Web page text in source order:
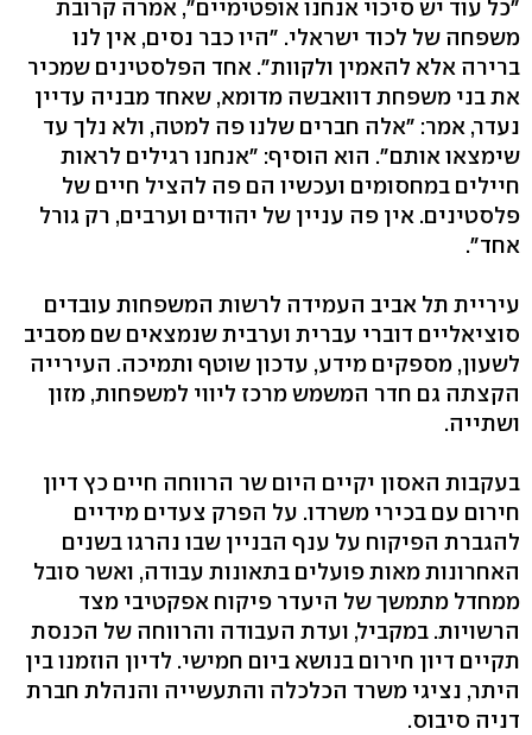
"כל עוד יש סיכוי אנחנו אופטימיים", אמרה קרובת
משפחה של לכוד ישראלי. "היו כבר נסים, אין לנו
ברירה אלא להאמין ולקוות". אחד הפלסטינים שמכיר
את בני משפחת דוואבשה מדומא, שאחד מבניה עדיין
נעדר, אמר: "אלה חברים שלנו פה למטה, ולא נלך עד
שימצאו אותם". הוא הוסיף: "אנחנו רגילים לראות
חיילים במחסומים ועכשיו הם פה להציל חיים של
פלסטינים. אין פה עניין של יהודים וערבים, רק גורל
אחד".
עיריית תל אביב העמידה לרשות המשפחות עובדים
סוציאליים דוברי עברית וערבית שנמצאים שם מסביב
לשעון, מספקים מידע, עדכון שוטף ותמיכה. העירייה
הקצתה גם חדר המשמש מרכז ליווי למשפחות, מזון
ושתייה.
בעקבות האסון יקיים היום שר הרווחה חיים כץ דיון
חירום עם בכירי משרדו. על הפרק צעדים מידיים
להגברת הפיקוח על ענף הבניין שבו נהרגו בשנים
האחרונות מאות פועלים בתאונות עבודה, ואשר סובל
ממחדל מתמשך של היעדר פיקוח אפקטיבי מצד
הרשויות. במקביל, ועדת העבודה והרווחה של הכנסת
תקיים דיון חירום בנושא ביום חמישי. לדיון הוזמנו בין
היתר, נציגי משרד הכלכלה והתעשייה והנהלת חברת
דניה סיבוס.